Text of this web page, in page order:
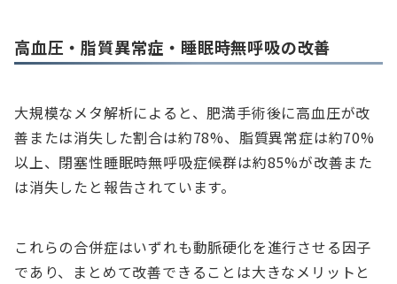
高血圧・脂質異常症・睡眠時無呼吸の改善
大規模なメタ解析によると、肥満手術後に高血圧が改
善または消失した割合は約78%、脂質異常症は約70%
以上、閉塞性睡眠時無呼吸症候群は約85%が改善また
は消失したと報告されています。
これらの合併症はいずれも動脈硬化を進行させる因子
であり、まとめて改善できることは大きなメリットと